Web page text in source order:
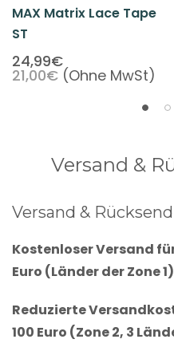
MAX Matrix Lace Tape
ST
24,99€
21,00€ (Ohne MwSt)
Versand &
Versand &
Kostenloser Versand
Euro (Länder der Zone 1)
Reduzierte
100 Euro (Zone 2, 3